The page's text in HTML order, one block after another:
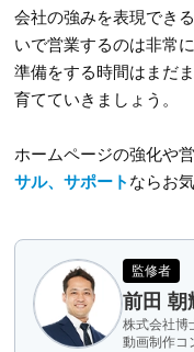
会社の強みを表現でき
いで営業するのは非常
準備をする時間はまだ
育てていきましょう。
ホームページの強化や
サル、サポート ならお
監修者
前田 朝
株式会社博
動画制作コ